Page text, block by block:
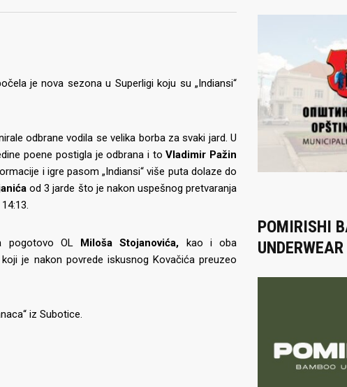
je nova sezona u Superligi koju su „Indiansi“
odbrane vodila se velika borba za svaki jard. U
poene postigla je odbrana i toVladimir Pažin
i igre pasom „Indiansi“ više puta dolaze do
od 3 jarde što je nakon uspešnog pretvaranja
pogotovo OL Miloša Stojanovića, kao i oba
koji je nakon povrede iskusnog Kovačića preuzeo
iz Subotice.
POMIRISHI
UNDERWEAR